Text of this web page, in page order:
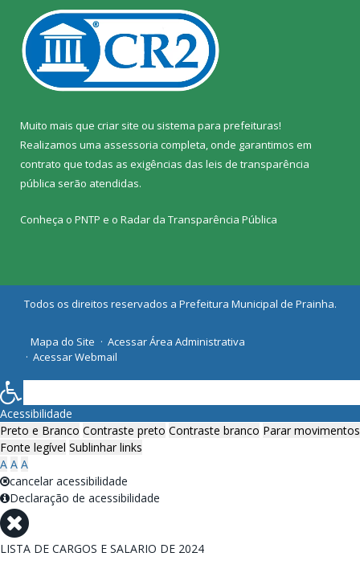
Muito mais que criar site ou sistema para prefeituras!
Realizamos uma assessoria completa, onde garantimos em
contrato que todas as exigências das leis de transparência
pública serão atendidas.
Conheça o PNTP e o Radar da Transparência Pública
Todos os direitos reservados a Prefeitura Municipal de Prainha.
Mapa do Site
Acessar Área Administrativa
Acessar Webmail
Acessibilidade
Preto e Branco Contraste preto Contraste branco Parar movimentos
Fonte legível Sublinhar links
A A A
cancelar acessibilidade
Declaração de acessibilidade
LISTA DE CARGOS E SALARIO DE 2024